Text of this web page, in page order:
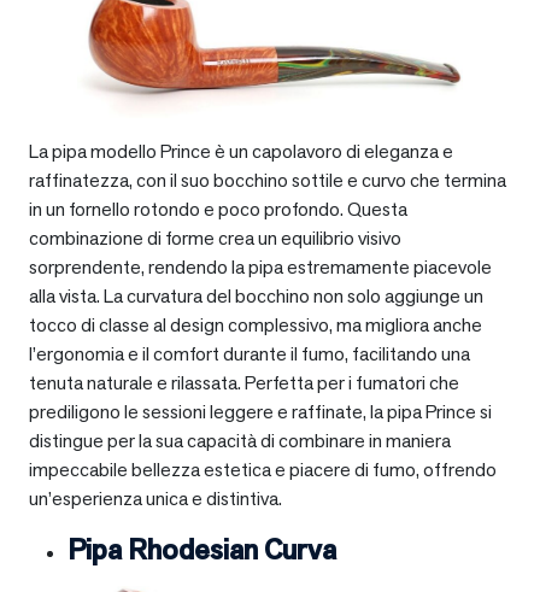
La pipa modello Prince è un capolavoro di eleganza e
raffinatezza, con il suo bocchino sottile e curvo che termina
in un fornello rotondo e poco profondo. Questa
combinazione di forme crea un equilibrio visivo
sorprendente, rendendo la pipa estremamente piacevole
alla vista. La curvatura del bocchino non solo aggiunge un
tocco di classe al design complessivo, ma migliora anche
l’ergonomia e il comfort durante il fumo, facilitando una
tenuta naturale e rilassata. Perfetta per i fumatori che
prediligono le sessioni leggere e raffinate, la pipa Prince si
distingue per la sua capacità di combinare in maniera
impeccabile bellezza estetica e piacere di fumo, offrendo
un’esperienza unica e distintiva.
Pipa Rhodesian Curva